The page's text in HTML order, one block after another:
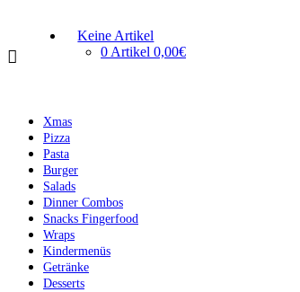
Keine Artikel
0 Artikel 0,00€
Xmas
Pizza
Pasta
Burger
Salads
Dinner Combos
Snacks Fingerfood
Wraps
Kindermenüs
Getränke
Desserts